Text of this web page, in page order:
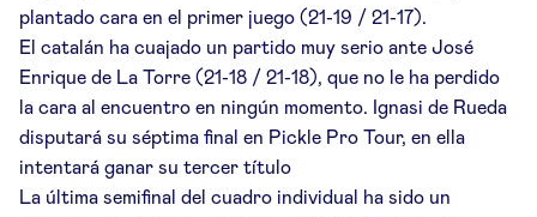
plantado cara en el primer juego (21-19 / 21-17).
El catalán ha cuajado un partido muy serio ante José
Enrique de La Torre (21-18 / 21-18), que no le ha perdido
la cara al encuentro en ningún momento. Ignasi de Rueda
disputará su séptima final en Pickle Pro Tour, en ella
intentará ganar su tercer título
La última semifinal del cuadro individual ha sido un